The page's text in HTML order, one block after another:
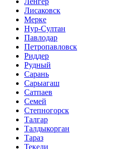
Лисаковск
Мерке
Нур-Султан
Павлодар
Петропавловск
Риддер
Рудный
Сарань
Сарыагаш
Сатпаев
Семей
Степногорск
Талгар
Талдыкорган
Тараз
Текели